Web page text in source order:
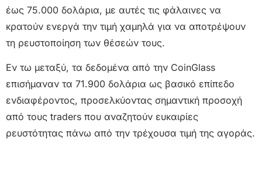
έως 75.000 δολάρια, με αυτές τις φάλαινες να
κρατούν ενεργά την τιμή χαμηλά για να αποτρέψουν
τη ρευστοποίηση των θέσεών τους.
Εν τω μεταξύ, τα δεδομένα από την CoinGlass
επισήμαναν τα 71.900 δολάρια ως βασικό επίπεδο
ενδιαφέροντος, προσελκύοντας σημαντική προσοχή
από τους traders που αναζητούν ευκαιρίες
ρευστότητας πάνω από την τρέχουσα τιμή της αγοράς.